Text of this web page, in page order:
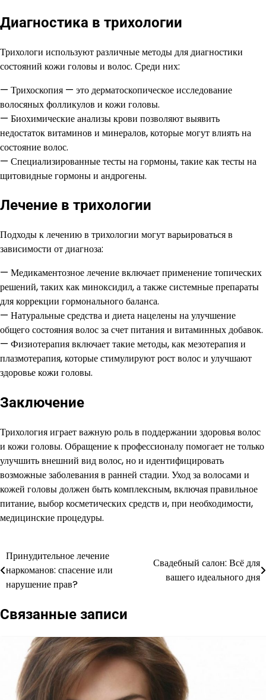
Диагностика в трихологии
Трихологи используют различные методы для диагностики
состояний кожи головы и волос. Среди них:
— Трихоскопия — это дерматоскопическое исследование
волосяных фолликулов и кожи головы.
— Биохимические анализы крови позволяют выявить
недостаток витаминов и минералов, которые могут влиять на
состояние волос.
— Специализированные тесты на гормоны, такие как тесты на
щитовидные гормоны и андрогены.
Лечение в трихологии
Подходы к лечению в трихологии могут варьироваться в
зависимости от диагноза:
— Медикаментозное лечение включает применение топических
решений, таких как миноксидил, а также системные препараты
для коррекции гормонального баланса.
— Натуральные средства и диета нацелены на улучшение
общего состояния волос за счет питания и витаминных добавок.
— Физиотерапия включает такие методы, как мезотерапия и
плазмотерапия, которые стимулируют рост волос и улучшают
здоровье кожи головы.
Заключение
Трихология играет важную роль в поддержании здоровья волос
и кожи головы. Обращение к профессионалу помогает не только
улучшить внешний вид волос, но и идентифицировать
возможные заболевания в ранней стадии. Уход за волосами и
кожей головы должен быть комплексным, включая правильное
питание, выбор косметических средств и, при необходимости,
медицинские процедуры.
Навигация
по
Принудительное лечение
наркоманов: спасение или
нарушение прав?
Свадебный салон: Всё для
вашего идеального дня
Связанные записи